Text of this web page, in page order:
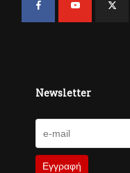
Newsletter